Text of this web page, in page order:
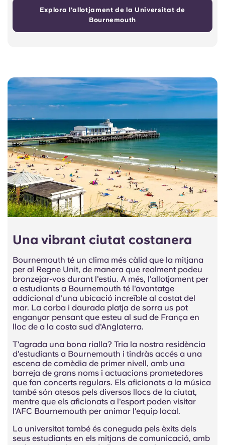
Explora l'allotjament de la Universitat de
Bournemouth
Una vibrant ciutat costanera
Bournemouth té un clima més càlid que la mitjana
per al Regne Unit, de manera que realment podeu
bronzejar-vos durant l'estiu. A més, l'allotjament per
a estudiants a Bournemouth té l'avantatge
addicional d'una ubicació increïble al costat del
mar. La corba i daurada platja de sorra us pot
enganyar pensant que esteu al sud de França en
lloc de a la costa sud d'Anglaterra.
T'agrada una bona rialla? Tria la nostra residència
d'estudiants a Bournemouth i tindràs accés a una
escena de comèdia de primer nivell, amb una
barreja de grans noms i actuacions prometedores
que fan concerts regulars. Els aficionats a la música
també són atesos pels diversos llocs de la ciutat,
mentre que els aficionats a l'esport poden visitar
l'AFC Bournemouth per animar l'equip local.
La universitat també és coneguda pels èxits dels
seus estudiants en els mitjans de comunicació, amb